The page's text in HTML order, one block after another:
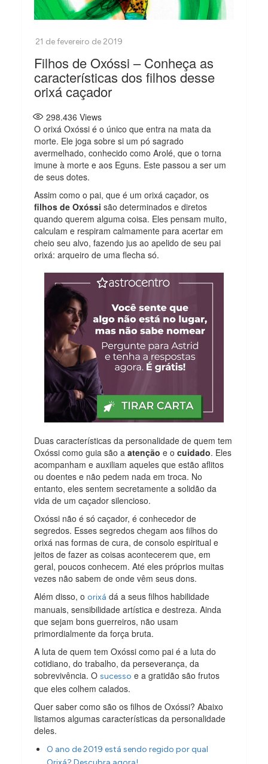
Filhos de Oxóssi – Conheça as
características dos filhos desse
orixá caçador
298.436 Views
O orixá Oxóssi é o único que entra na mata da
morte. Ele joga sobre si um pó sagrado
avermelhado, conhecido como Arolé, que o torna
imune à morte e aos Eguns. Este passou a ser um
de seus dotes.
Assim como o pai, que é um orixá caçador, os
filhos de Oxóssi são determinados e diretos
quando querem alguma coisa. Eles pensam muito,
calculam e respiram calmamente para acertar em
cheio seu alvo, fazendo jus ao apelido de seu pai
orixá: arqueiro de uma flecha só.
Duas características da personalidade de quem tem
Oxóssi como guia são aatenção e ocuidado. Eles
acompanham e auxiliam aqueles que estão aflitos
ou doentes e não pedem nada em troca. No
entanto, eles sentem secretamente a solidão da
vida de um caçador silencioso.
Oxóssi não é só caçador, é conhecedor de
segredos. Esses segredos chegam aos filhos do
orixá nas formas de cura, de consolo espiritual e
jeitos de fazer as coisas acontecerem que, em
geral, poucos conhecem. Até eles próprios muitas
vezes não sabem de onde vêm seus dons.
Além disso, oorixá dá a seus filhos habilidade
manuais, sensibilidade artística e destreza. Ainda
que sejam bons guerreiros, não usam
primordialmente da força bruta.
A luta de quem tem Oxóssi como pai é a luta do
cotidiano, do trabalho, da perseverança, da
sobrevivência. Osucesso e a gratidão são frutos
que eles colhem calados.
Quer saber como são os filhos de Oxóssi? Abaixo
listamos algumas características da personalidade
deles.
O ano de 2019 está sendo regido por qual